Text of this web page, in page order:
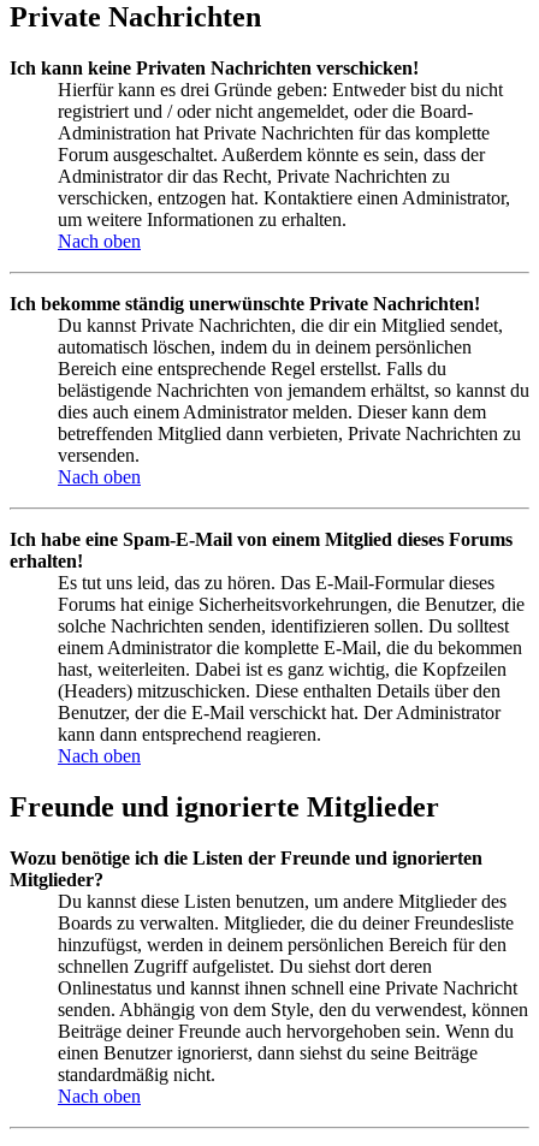
Private Nachrichten
Ich kann keine Privaten Nachrichten verschicken!
Hierfür kann es drei Gründe geben: Entweder bist du nicht
registriert und / oder nicht angemeldet, oder die Board-
Administration hat Private Nachrichten für das komplette
Forum ausgeschaltet. Außerdem könnte es sein, dass der
Administrator dir das Recht, Private Nachrichten zu
verschicken, entzogen hat. Kontaktiere einen Administrator,
um weitere Informationen zu erhalten.
Nach oben
Ich bekomme ständig unerwünschte Private Nachrichten!
Du kannst Private Nachrichten, die dir ein Mitglied sendet,
automatisch löschen, indem du in deinem persönlichen
Bereich eine entsprechende Regel erstellst. Falls du
belästigende Nachrichten von jemandem erhältst, so kannst du
dies auch einem Administrator melden. Dieser kann dem
betreffenden Mitglied dann verbieten, Private Nachrichten zu
versenden.
Nach oben
Ich habe eine Spam-E-Mail von einem Mitglied dieses Forums
erhalten!
Es tut uns leid, das zu hören. Das E-Mail-Formular dieses
Forums hat einige Sicherheitsvorkehrungen, die Benutzer, die
solche Nachrichten senden, identifizieren sollen. Du solltest
einem Administrator die komplette E-Mail, die du bekommen
hast, weiterleiten. Dabei ist es ganz wichtig, die Kopfzeilen
(Headers) mitzuschicken. Diese enthalten Details über den
Benutzer, der die E-Mail verschickt hat. Der Administrator
kann dann entsprechend reagieren.
Nach oben
Freunde und ignorierte Mitglieder
Wozu benötige ich die Listen der Freunde und ignorierten
Mitglieder?
Du kannst diese Listen benutzen, um andere Mitglieder des
Boards zu verwalten. Mitglieder, die du deiner Freundesliste
hinzufügst, werden in deinem persönlichen Bereich für den
schnellen Zugriff aufgelistet. Du siehst dort deren
Onlinestatus und kannst ihnen schnell eine Private Nachricht
senden. Abhängig von dem Style, den du verwendest, können
Beiträge deiner Freunde auch hervorgehoben sein. Wenn du
einen Benutzer ignorierst, dann siehst du seine Beiträge
standardmäßig nicht.
Nach oben